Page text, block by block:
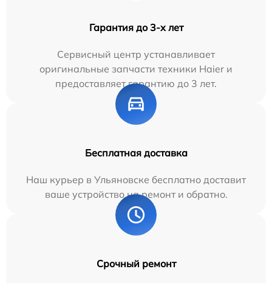
Гарантия до 3-х лет
Сервисный центр устанавливает
оригинальные запчасти техники Haier и
предоставляет гарантию до 3 лет.
Бесплатная доставка
Наш курьер в Ульяновске бесплатно доставит
ваше устройство на ремонт и обратно.
Срочный ремонт